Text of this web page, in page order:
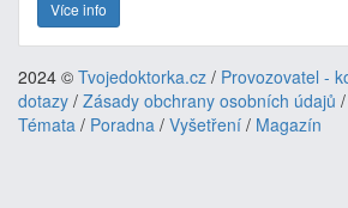
Více info
2024 © Tvojedoktorka.cz / Provozovatel -
dotazy / Zásady obchrany osobních údajů /
Témata / Poradna / Vyšetření / Magazín